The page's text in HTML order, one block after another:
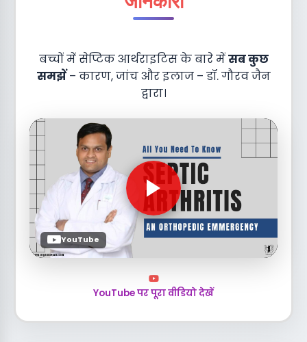
बच्चों में सेप्टिक आर्थराइटिस के बारे मेंसब कुछ
समझें– कारण, जांच और इलाज – डॉ. गौरव जैन
द्वारा।
YouTube
YouTube पर पूरा वीडियो देखें